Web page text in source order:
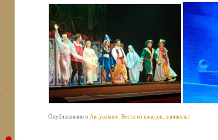
Опубликовано в Актуальное Вести из классов каникулы!